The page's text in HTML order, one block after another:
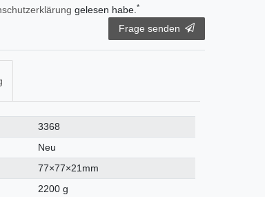
gelesen habe.*
Frage senden
3368
Neu
77×77×21mm
2200 g